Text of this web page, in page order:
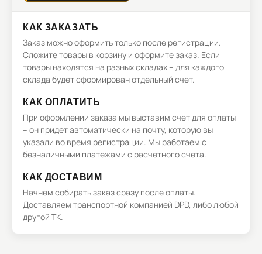
КАК ЗАКАЗАТЬ
Заказ можно оформить только после регистрации.
Сложите товары в корзину и оформите заказ. Если
товары находятся на разных складах – для каждого
склада будет сформирован отдельный счет.
КАК ОПЛАТИТЬ
При оформлении заказа мы выставим счет для оплаты
– он придет автоматически на почту, которую вы
указали во время регистрации. Мы работаем с
безналичными платежами с расчетного счета.
КАК ДОСТАВИМ
Начнем собирать заказ сразу после оплаты.
Доставляем транспортной компанией DPD, либо любой
другой ТК.